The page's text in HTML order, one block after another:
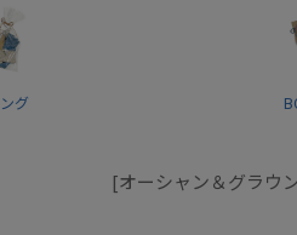
グ
[オーシャン＆グラウ